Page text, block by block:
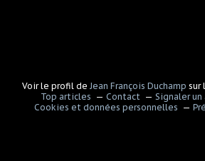
Voir le profil de Jean François Duchamp sur
Top articles
Contact Signaler un
Cookies et données personnelles